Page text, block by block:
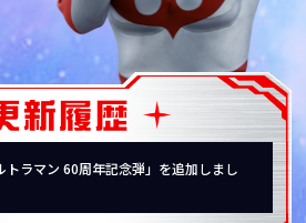
トラマン 60周年記念弾」を追加しまし